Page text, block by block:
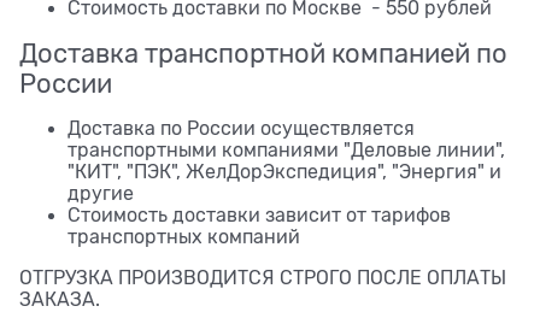
Стоимость доставки по Москве - 550 рублей
Доставка транспортной компанией по
России
Доставка по России осуществляется
транспортными компаниями "Деловые линии",
"КИТ", "ПЭК", ЖелДорЭкспедиция", "Энергия" и
другие
Стоимость доставки зависит от тарифов
транспортных компаний
ОТГРУЗКА ПРОИЗВОДИТСЯ СТРОГО ПОСЛЕ ОПЛАТЫ
ЗАКАЗА.